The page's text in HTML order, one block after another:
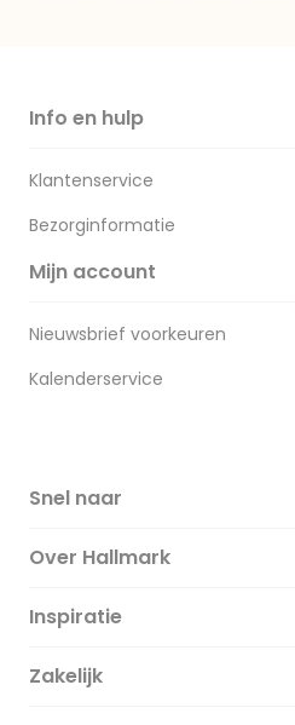
Info en hulp
Klantenservice
Bezorginformatie
Mijn account
Nieuwsbrief voorkeuren
Kalenderservice
Snel naar
Over Hallmark
Over ons
Duurzaamheid
Inspiratie
Magazine
Zakelijk